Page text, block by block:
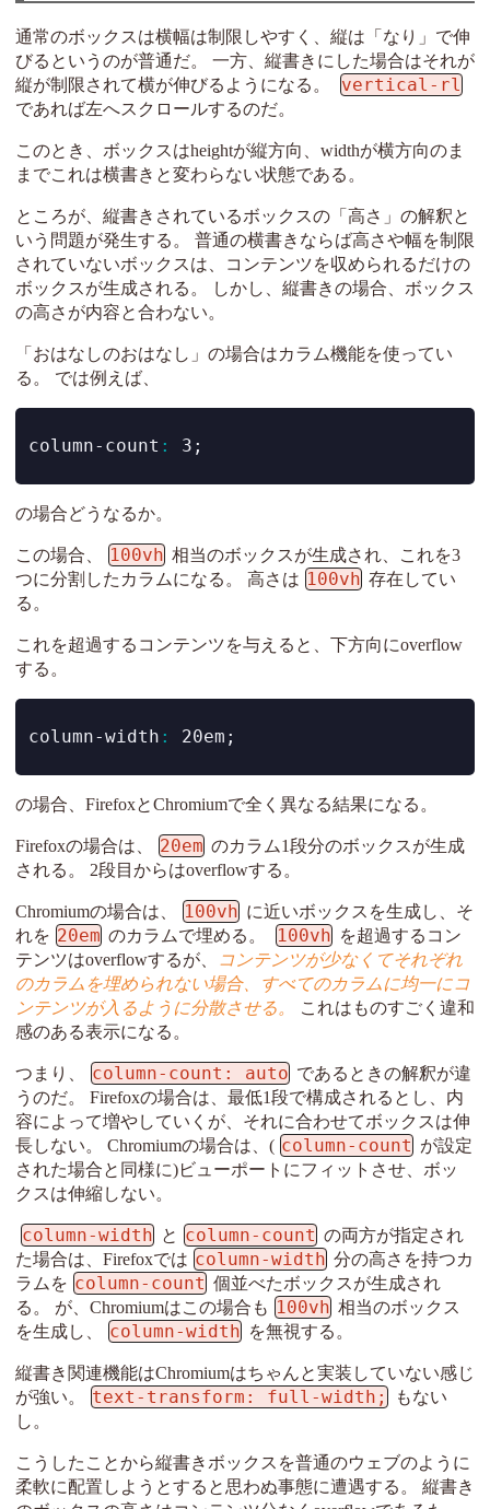
通常のボックスは横幅は制限しやすく、縦は「なり」で伸
びるというのが普通だ。 一方、縦書きにした場合はそれが
縦が制限されて横が伸びるようになる。
vertical-rl
であれば左へスクロールするのだ。
このとき、ボックスはheightが縦方向、widthが横方向のま
までこれは横書きと変わらない状態である。
ところが、縦書きされているボックスの「高さ」の解釈と
いう問題が発生する。 普通の横書きならば高さや幅を制限
されていないボックスは、コンテンツを収められるだけの
ボックスが生成される。 しかし、縦書きの場合、ボックス
の高さが内容と合わない。
「おはなしのおはなし」の場合はカラム機能を使ってい
る。 では例えば、
column-count : 3;
の場合どうなるか。
この場合、 100vh 相当のボックスが生成され、これを3
つに分割したカラムになる。 高さは 100vh 存在してい
る。
これを超過するコンテンツを与えると、下方向にoverflow
する。
column-width : 20em;
の場合、FirefoxとChromiumで全く異なる結果になる。
Firefoxの場合は、 20em のカラム1段分のボックスが生成
される。 2段目からはoverflowする。
Chromiumの場合は、 100vh に近いボックスを生成し、そ
れを 20em のカラムで埋める。 100vh を超過するコン
テンツはoverflowするが、
コンテンツが少なくてそれぞれ
のカラムを埋められない場合、すべてのカラムに均一にコ
ンテンツが入るように分散させる。
これはものすごく違和
感のある表示になる。
つまり、 column-count: auto であるときの解釈が違
うのだ。 Firefoxの場合は、最低1段で構成されるとし、内
容によって増やしていくが、それに合わせてボックスは伸
長しない。 Chromiumの場合は、( column-count が設定
された場合と同様に)ビューポートにフィットさせ、ボッ
クスは伸縮しない。
column-width と column-count の両方が指定され
た場合は、Firefoxでは column-width 分の高さを持つカ
ラムを column-count 個並べたボックスが生成され
る。 が、Chromiumはこの場合も 100vh 相当のボックス
を生成し、
column-width を無視する。
縦書き関連機能はChromiumはちゃんと実装していない感じ
が強い。
text-transform: full-width;
もない
し。
こうしたことから縦書きボックスを普通のウェブのように
柔軟に配置しようとすると思わぬ事態に遭遇する。 縦書き